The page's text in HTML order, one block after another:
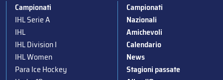
Campionati
IHL Serie A
IHL
IHL Division I
IHL Women
Para Ice Hockey
Campionati
Nazionali
Amichevoli
Calendario
News
Stagioni passate